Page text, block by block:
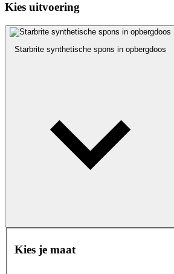
Kies uitvoering
Starbrite synthetische spons in opbergdoos
Kies je maat